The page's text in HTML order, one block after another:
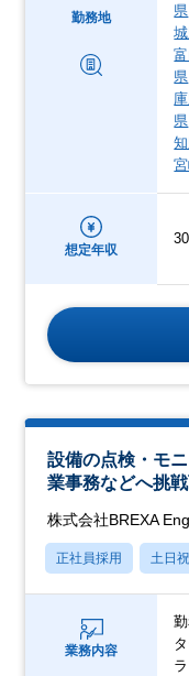
勤務地
県
県
県
想定年収
設備の点検・モ
業事務などへ挑
株式会社BREXA
正社員採用 土日
業務内容